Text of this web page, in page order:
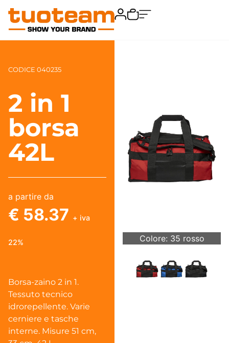
Colore: 35 rosso
CODICE 040235
2 in 1
borsa
42L
a partire da
€ 58.37 + iva
22%
Borsa-zaino 2 in 1.
Tessuto tecnico
idrorepellente. Varie
cerniere e tasche
interne. Misure 51 cm,